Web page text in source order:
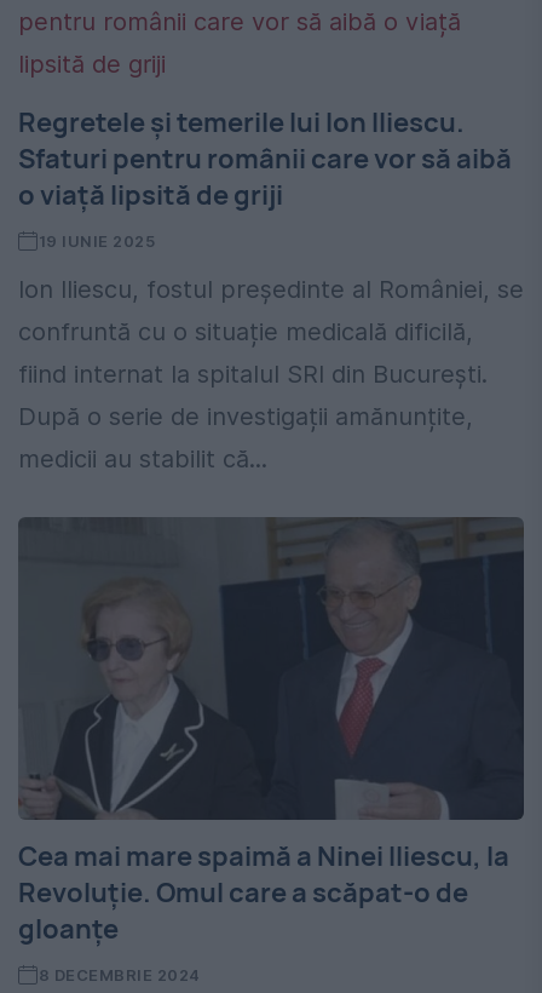
Regretele și temerile lui Ion Iliescu.
Sfaturi pentru românii care vor să aibă
o viață lipsită de griji
19 IUNIE 2025
Ion Iliescu, fostul președinte al României, se
confruntă cu o situație medicală dificilă,
fiind internat la spitalul SRI din București.
După o serie de investigații amănunțite,
medicii au stabilit că...
Cea mai mare spaimă a Ninei Iliescu, la
Revoluție. Omul care a scăpat-o de
gloanțe
8 DECEMBRIE 2024